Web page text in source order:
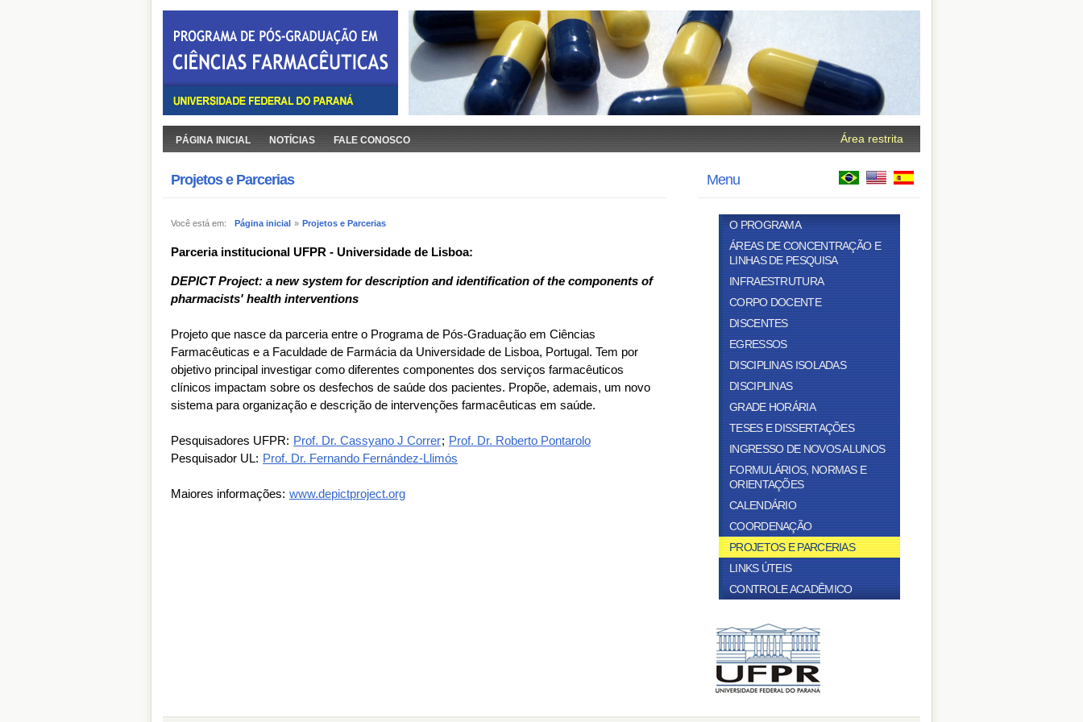
PÁGINA INICIAL NOTÍCIAS FALE CONOSCO Área restrita
Projetos e Parcerias
Você está em: Página inicial » Projetos e Parcerias
Parceria institucional UFPR - Universidade de Lisboa:
DEPICT Project: a new system for description and identification of the components of
pharmacists' health interventions
Projeto que nasce da parceria entre o Programa de Pós-Graduação em Ciências
Farmacêuticas e a Faculdade de Farmácia da Universidade de Lisboa, Portugal. Tem por
objetivo principal investigar como diferentes componentes dos serviços farmacêuticos
clínicos impactam sobre os desfechos de saúde dos pacientes. Propõe, ademais, um novo
sistema para organização e descrição de intervenções farmacêuticas em saúde.
Pesquisadores UFPR: Prof. Dr. Cassyano J Correr; Prof. Dr. Roberto Pontarolo
Pesquisador UL: Prof. Dr. Fernando Fernández-Llimós
Maiores informações: www.depictproject.org
Menu
O PROGRAMA
ÁREAS DE CONCENTRAÇÃO E
LINHAS DE PESQUISA
INFRAESTRUTURA
CORPO DOCENTE
DISCENTES
EGRESSOS
DISCIPLINAS ISOLADAS
DISCIPLINAS
GRADE HORÁRIA
TESES E DISSERTAÇÕES
INGRESSO DE NOVOS ALUNOS
FORMULÁRIOS, NORMAS E
ORIENTAÇÕES
CALENDÁRIO
COORDENAÇÃO
PROJETOS E PARCERIAS
LINKS ÚTEIS
CONTROLE ACADÊMICO